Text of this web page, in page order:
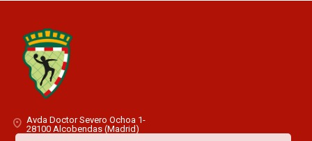
Avda Doctor Severo Ochoa 1-
28100 Alcobendas (Madrid)